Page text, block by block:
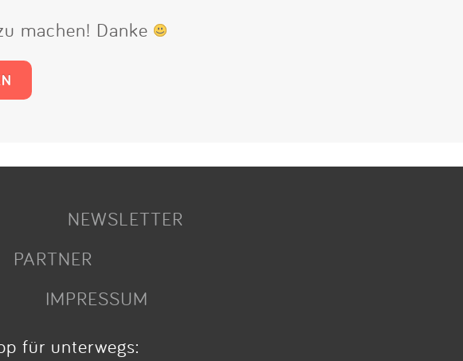
machen! Danke
NEWSLETTER
PARTNER
IMPRESSUM
für unterwegs: